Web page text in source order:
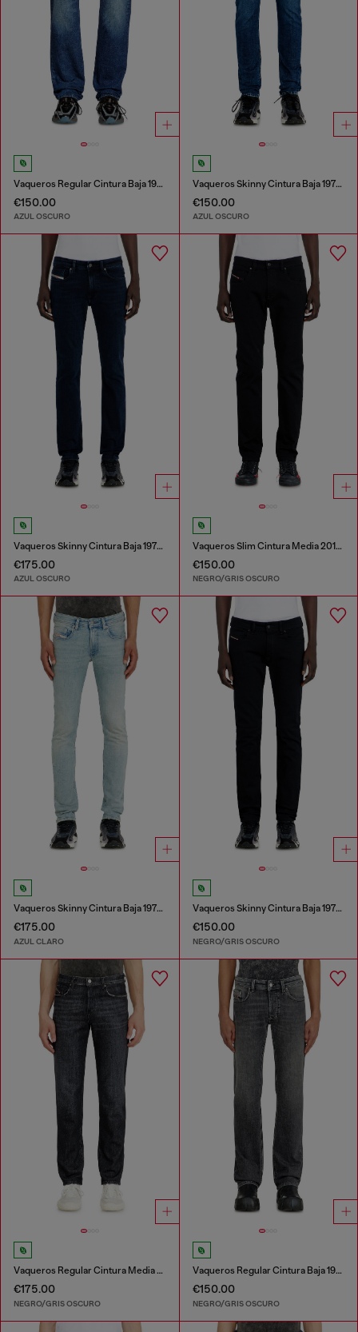
Vaqueros Regular Cintura Baja 1985 Larkee
€150.00
AZUL OSCURO
Vaqueros Skinny Cintura Baja 1979 Sleenker
€150.00
AZUL OSCURO
Vaqueros Skinny Cintura Baja 1979 Sleenker
€175.00
AZUL OSCURO
Vaqueros Slim Cintura Media 2019 D-Strukt
€150.00
NEGRO/GRIS OSCURO
Vaqueros Skinny Cintura Baja 1979 Sleenker
€175.00
AZUL CLARO
Vaqueros Skinny Cintura Baja 1979 Sleenker
€150.00
NEGRO/GRIS OSCURO
Vaqueros Regular Cintura Media 2023 D-Finitive
€175.00
NEGRO/GRIS OSCURO
Vaqueros Regular Cintura Baja 1985 Larkee
€150.00
NEGRO/GRIS OSCURO